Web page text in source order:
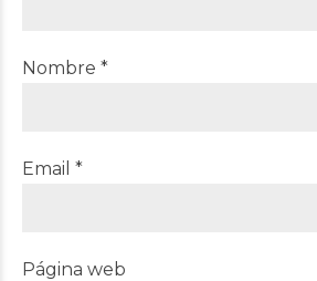
Nombre *
Email *
Página web